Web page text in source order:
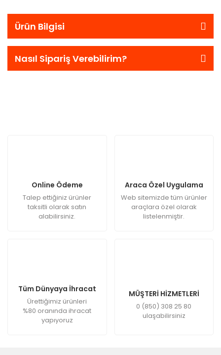
Ürün Bilgisi
Nasıl Sipariş Verebilirim?
Online Ödeme
Talep ettiğiniz ürünler
taksitli olarak satın
alabilirsiniz.
Araca Özel Uygulama
Web sitemizde tüm ürünler
araçlara özel olarak
listelenmiştir.
Tüm Dünyaya İhracat
Ürettiğimiz ürünleri
%80 oranında ihracat
yapıyoruz
MÜŞTERİ HİZMETLERİ
0 (850) 308 25 80
ulaşabilirsiniz